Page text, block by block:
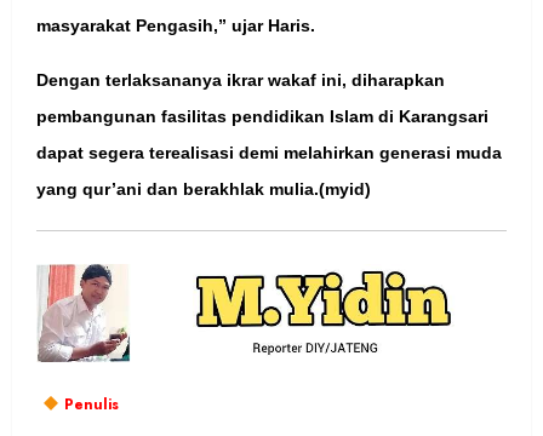
masyarakat Pengasih,” ujar Haris.
Dengan terlaksananya ikrar wakaf ini, diharapkan
pembangunan fasilitas pendidikan Islam di Karangsari
dapat segera terealisasi demi melahirkan generasi muda
yang qur’ani dan berakhlak mulia.(myid)
Penulis